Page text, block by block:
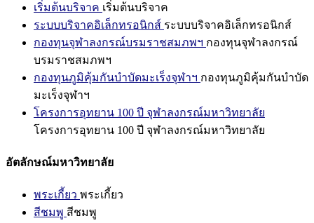
เริ่มต้นบริจาค เริ่มต้นบริจาค
ระบบบริจาคอิเล็กทรอนิกส์ ระบบบริจาคอิเล็กทรอนิกส์
กองทุนจุฬาลงกรณ์บรมราชสมภพฯ กองทุนจุฬาลงกรณ์
บรมราชสมภพฯ
กองทุนภูมิคุ้มกันบำบัดมะเร็งจุฬาฯ กองทุนภูมิคุ้มกันบำบัด
มะเร็งจุฬาฯ
โครงการอุทยาน 100 ปี จุฬาลงกรณ์มหาวิทยาลัย
โครงการอุทยาน 100 ปี จุฬาลงกรณ์มหาวิทยาลัย
อัตลักษณ์มหาวิทยาลัย
พระเกี้ยว พระเกี้ยว
สีชมพู สีชมพู